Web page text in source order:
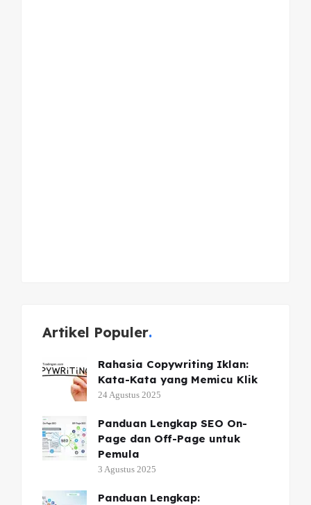
Artikel Populer
Rahasia Copywriting Iklan:
Kata-Kata yang Memicu Klik
24 Agustus 2025
Panduan Lengkap SEO On-
Page dan Off-Page untuk
Pemula
3 Agustus 2025
Panduan Lengkap: